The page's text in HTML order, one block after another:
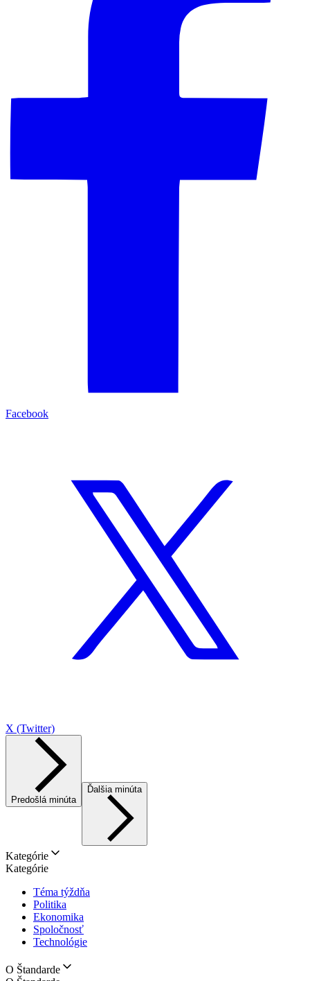
Facebook
X (Twitter)
Predošlá minúta
Ďalšia minúta
Kategórie
Kategórie
Téma týždňa
Politika
Ekonomika
Spoločnosť
Technológie
O Štandarde